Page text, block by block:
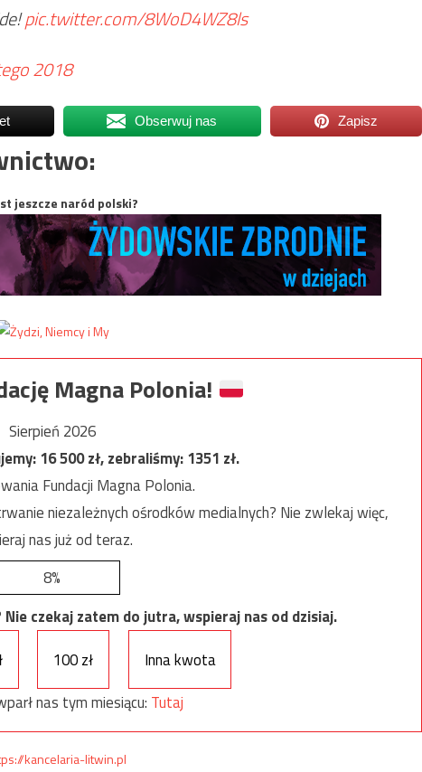
pic.twitter.com/8WoD4WZ8ls
2018
Obserwuj nas Zapisz
jeszcze naród polski?
Magna Polonia!
Sierpień 2026
16 500zł, zebraliśmy:1351 zł.
Fundacji Magna Polonia.
niezależnych ośrodków medialnych? Nie zwlekaj więc,
nas już od teraz.
8%
czekaj zatem do jutra, wspieraj nas od dzisiaj.
100 zł
Inna kwota
nas tym miesiącu: Tutaj
kancelaria-litwin.pl